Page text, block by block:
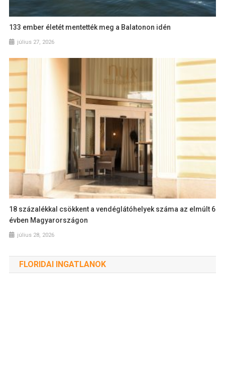
133 ember életét mentették meg a Balatonon idén
július 27, 2026
18 százalékkal csökkent a vendéglátóhelyek száma az elmúlt 6
évben Magyarországon
július 28, 2026
FLORIDAI INGATLANOK